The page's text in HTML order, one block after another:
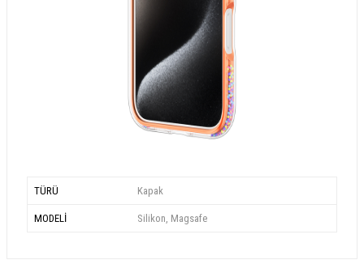
TÜRÜ Kapak
MODELİ Silikon, Magsafe